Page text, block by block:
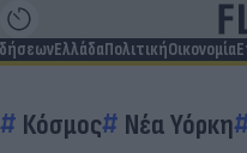
ΕλλάδαΠολιτικήΟικονομία
Κόσμος Νέα Υόρκη